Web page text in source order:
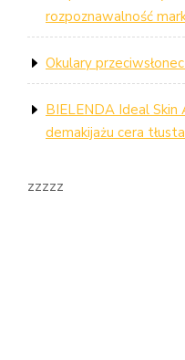
rozpoznawalność
Okulary
BIELENDA Ideal
demakijażu cera
zzzzz